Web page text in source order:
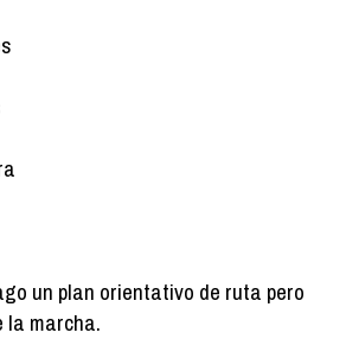
un plan orientativo de ruta pero
la marcha.